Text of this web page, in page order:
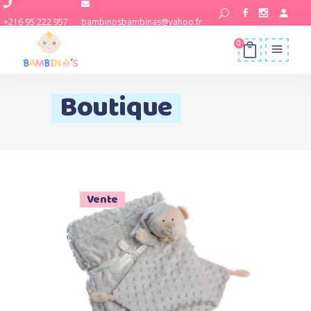
+216 95 222 957 bambinosbambinas@yahoo.fr
0
Boutique
Vente